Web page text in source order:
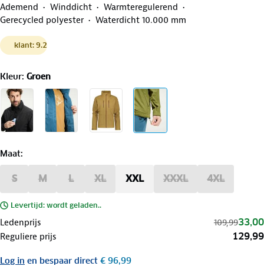
Ademend Winddicht
Warmteregulerend
Gerecycled polyester
Waterdicht 10.000 mm
klant: 9.2
Kleur: Groen
Maat:
S M L XL XXL XXXL 4XL
Levertijd: wordt geladen..
Ledenprijs 109,9933,00
Reguliere prijs 129,99
Log in en bespaar direct € 96,99